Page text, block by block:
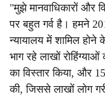
"मुझे मानवाधिकारों और
पर बहुत गर्व है। हमने
न्यायालय में शामिल होने
भाग रहे लाखों
का विस्तार किया, और 15
की, जिससे लाखों लोग